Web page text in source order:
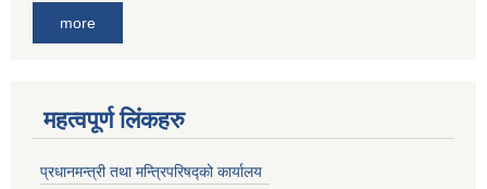
more
महत्वपूर्ण लिंकहरु
प्रधानमन्त्री तथा मन्त्रिपरिषद्को कार्यालय